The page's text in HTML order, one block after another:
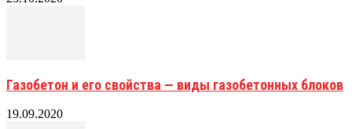
Газобетон и его свойства — виды газобетонных блоков
19.09.2020